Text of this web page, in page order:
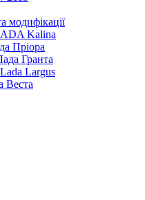
модифікації
Kalina
Пріора
Гранта
Largus
Веста